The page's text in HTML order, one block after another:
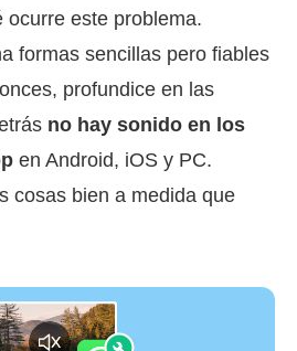
ocurre este problema.
formas sencillas pero fiables
profundice en las
no hay sonido en los
en Android, iOS y PC.
cosas bien a medida que